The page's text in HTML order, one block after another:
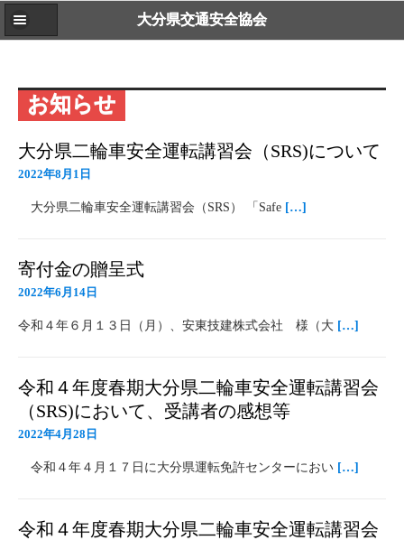
大分県交通安全協会
お知らせ
大分県二輪車安全運転講習会（SRS)について
2022年8月1日
大分県二輪車安全運転講習会（SRS） 「Safe […]
寄付金の贈呈式
2022年6月14日
令和４年６月１３日（月）、安東技建株式会社 様（大 […]
令和４年度春期大分県二輪車安全運転講習会
（SRS)において、受講者の感想等
2022年4月28日
令和４年４月１７日に大分県運転免許センターにおい […]
令和４年度春期大分県二輪車安全運転講習会